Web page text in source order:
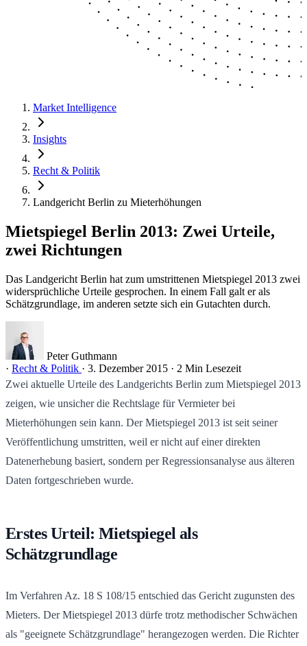
Market Intelligence
Insights
Recht & Politik
Landgericht Berlin zu Mieterhöhungen
Mietspiegel Berlin 2013: Zwei Urteile,
zwei Richtungen
Das Landgericht Berlin hat zum umstrittenen Mietspiegel 2013 zwei
widersprüchliche Urteile gesprochen. In einem Fall galt er als
Schätzgrundlage, im anderen setzte sich ein Gutachten durch.
Peter Guthmann
· Recht & Politik · 3. Dezember 2015 · 2 Min Lesezeit
Zwei aktuelle Urteile des Landgerichts Berlin zum Mietspiegel 2013
zeigen, wie unsicher die Rechtslage für Vermieter bei
Mieterhöhungen sein kann. Der Mietspiegel 2013 ist seit seiner
Veröffentlichung umstritten, weil er nicht auf einer direkten
Datenerhebung basiert, sondern per Regressionsanalyse aus älteren
Daten fortgeschrieben wurde.
Erstes Urteil: Mietspiegel als
Schätzgrundlage
Im Verfahren Az. 18 S 108/15 entschied das Gericht zugunsten des
Mieters. Der Mietspiegel 2013 dürfe trotz methodischer Schwächen
als "geeignete Schätzgrundlage" herangezogen werden. Die Richter